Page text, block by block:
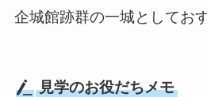
企城館跡群の一城としておす
見学のお役だちメモ